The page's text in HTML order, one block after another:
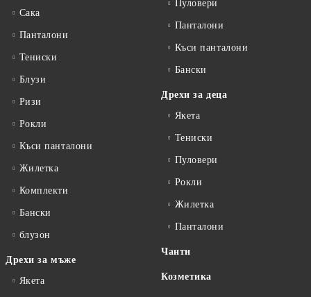
Сакa
Панталони
Тениски
Блузи
Ризи
Рокли
Къси панталони
Жилетка
Комплекти
Бански
блузон
Дрехи за мъже
Якета
Пуловери
Панталони
Къси панталони
Бански
Дрехи за деца
Якета
Тениски
Пуловери
Рокли
Жилетка
Панталони
Чанти
Козметика